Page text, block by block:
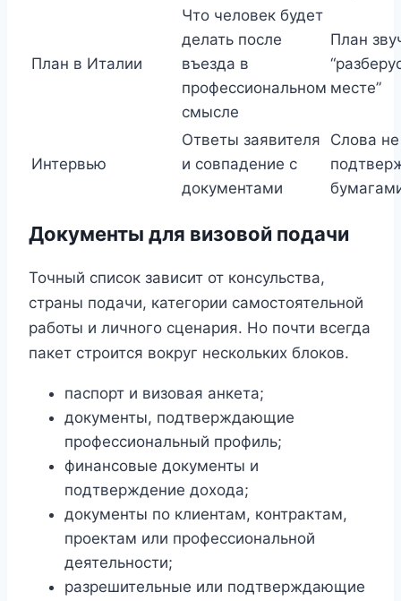
План в Италии
Что человек будет
делать после
въезда в
профессиональном
смысле
План
месте”
Интервью
Ответы заявителя
и совпадение с
документами
Слова не
Документы для визовой подачи
Точный список зависит от консульства,
страны подачи, категории самостоятельной
работы и личного сценария. Но почти всегда
пакет строится вокруг нескольких блоков.
паспорт и визовая анкета;
документы, подтверждающие
профессиональный профиль;
финансовые документы и
подтверждение дохода;
документы по клиентам, контрактам,
проектам или профессиональной
деятельности;
разрешительные или подтверждающие